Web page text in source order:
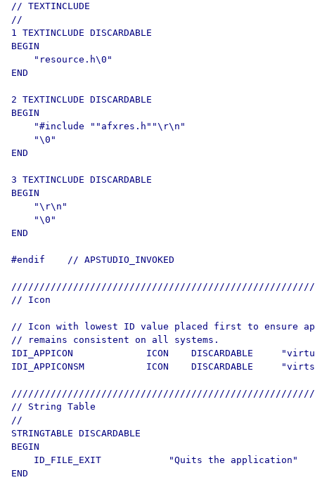
// TEXTINCLUDE
//
1 TEXTINCLUDE DISCARDABLE
BEGIN
    "resource.h\0"
END
2 TEXTINCLUDE DISCARDABLE
BEGIN
    "#include ""afxres.h""\r\n"
    "\0"
END
3 TEXTINCLUDE DISCARDABLE
BEGIN
    "\r\n"
    "\0"
END
#endif    // APSTUDIO_INVOKED
// Icon
// Icon with lowest ID value placed first to ensure
// remains consistent on all systems.
IDI_APPICON             ICON    DISCARDABLE
IDI_APPICONSM           ICON    DISCARDABLE
// String Table
//
STRINGTABLE DISCARDABLE
BEGIN
    ID_FILE_EXIT            "Quits the application"
END